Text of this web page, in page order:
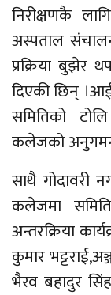
निरीक्षणकै
अस्पताल
प्रक्रिया बुझेर
दिएकी छिन्
समितिको
कलेजको अनुगमन
साथै गोदावरी
कलेजमा
अन्तरक्रिया
कुमार
भैरव बहादुर